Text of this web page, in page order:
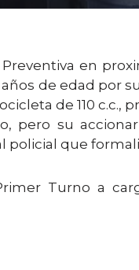
en
de edad por
de 110 c.c.,
pero su
policial que
Turno a